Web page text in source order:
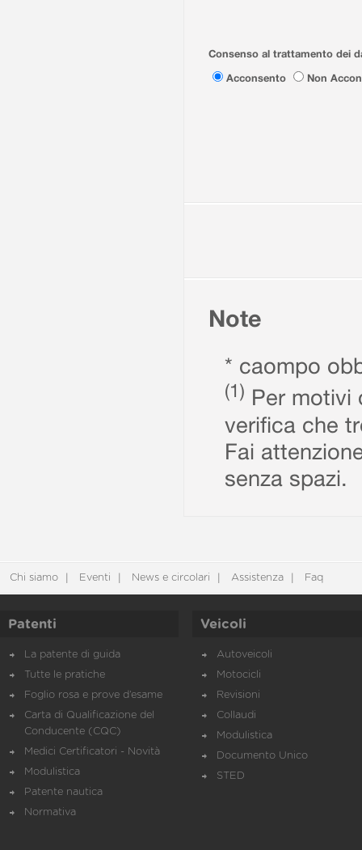
Consenso al trattamento dei
Acconsento
Non
Note
* caompo
(1) Per motivi
verifica che
Fai
senza spazi.
Chi siamo Eventi News e circolari Assistenza Faq
Patenti
La patente di guida
Tutte le pratiche
Foglio rosa e prove d’esame
Carta di Qualificazione del
Conducente (CQC)
Medici Certificatori - Novità
Modulistica
Patente nautica
Normativa
Veicoli
Autoveicoli
Motocicli
Revisioni
Collaudi
Modulistica
Documento Unico
STED